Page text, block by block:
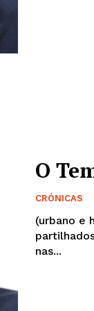
O
CRÓNICAS
(urbano e
nas...